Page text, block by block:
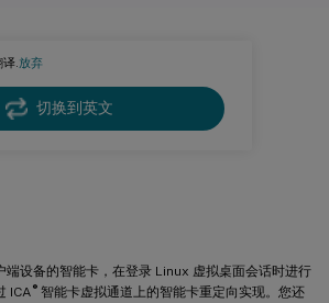
.放弃
切换到英文
端设备的智能卡，在登录 Linux 虚拟桌面会话时进行
ICA ®智能卡虚拟通道上的智能卡重定向实现。您还